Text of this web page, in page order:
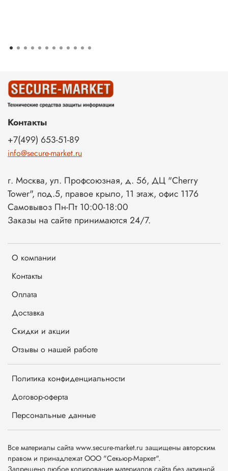
О компании
Контакты
Оплата
Доставка
Скидки и акции
Отзывы о нашей работе
Политика конфиденциальности
Договор-оферта
Персональные данные
Контакты
+7(499) 653-51-89
info@secure-market.ru
г. Москва, ул. Профсоюзная, д. 56, ДЦ "Cherry
Tower", под.5, правое крыло, 11 этаж, офис 1176
Самовывоз Пн-Пт 10:00-18:00
Заказы на сайте принимаются 24/7.
Все материалы сайта www.secure-market.ru защищены авторским
правом и принадлежат ООО "Секьюр-Маркет".